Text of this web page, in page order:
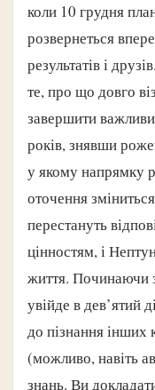
коли 10 грудня
розвернеться
результатів і
те, про що довго
завершити
років, знявши
у якому напрямку
оточення
перестануть
цінностям, і
життя. Починаючи
увійде в дев’ятий
до пізнання інших
(можливо, навіть
знань. Ви